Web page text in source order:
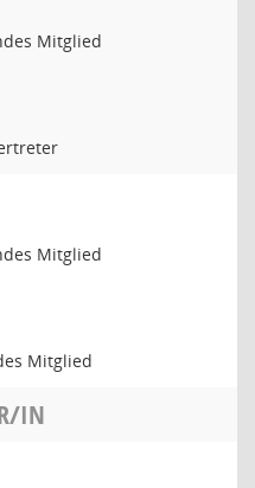
Mitglied
Mitglied
Mitglied
IN